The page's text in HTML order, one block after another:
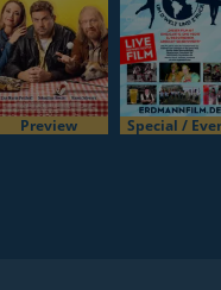
Preview Special /